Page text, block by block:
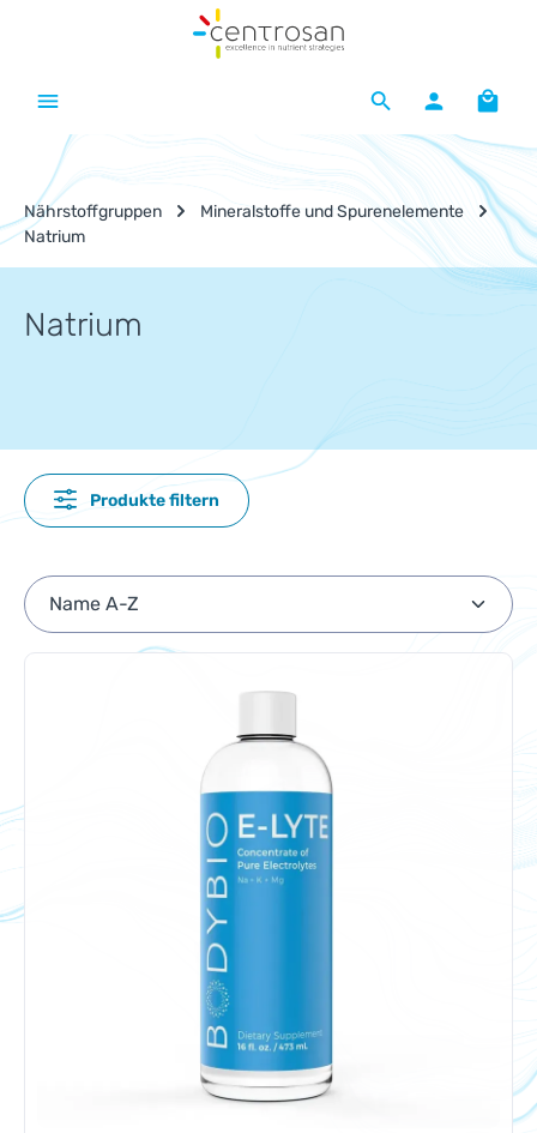
Zum Hauptinhalt springen
Nährstoffgruppen
Mineralstoffe und Spurenelemente
Natrium
Natrium
Produkte filtern